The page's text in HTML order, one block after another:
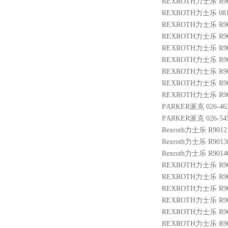
REXROTH力士乐
REXROTH力士乐
REXROTH力士乐
REXROTH力士乐
REXROTH力士乐
REXROTH力士乐
REXROTH力士乐
REXROTH力士乐
PARKER派克 026-
PARKER派克 026-
Rexroth力士乐
Rexroth力士乐
Rexroth力士乐
REXROTH力士乐
REXROTH力士乐
REXROTH力士乐
REXROTH力士乐
REXROTH力士乐
REXROTH力士乐